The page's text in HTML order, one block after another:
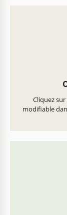
Cliquez
modifiable